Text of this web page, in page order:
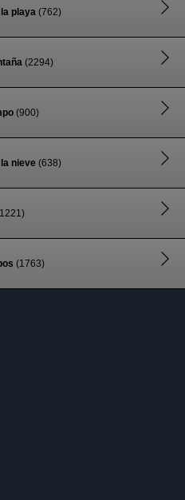
playa (762)
(2294)
(900)
nieve (638)
(1763)